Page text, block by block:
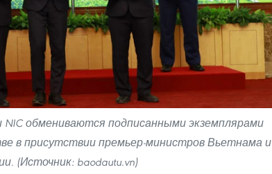
NIC обмениваются подписанными экземплярами
в присутствии премьер-министров Вьетнама и
(Источник: baodautu.vn)